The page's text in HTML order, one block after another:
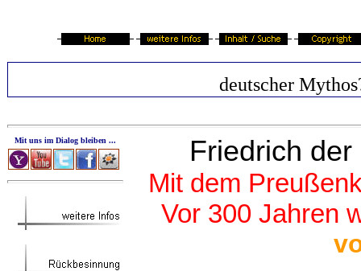
deutscher
Mit uns im Dialog bleiben ... Friedrich
Mit dem
Vor 300 Jahren